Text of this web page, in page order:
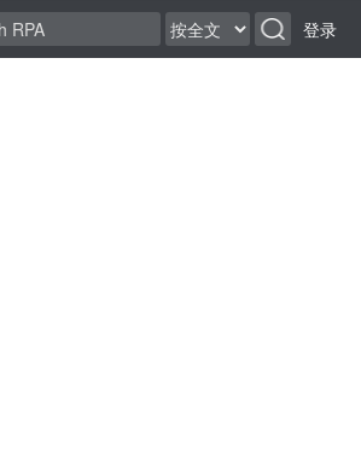
登录